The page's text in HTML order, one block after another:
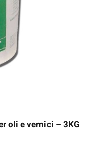
oli e vernici – 3KG